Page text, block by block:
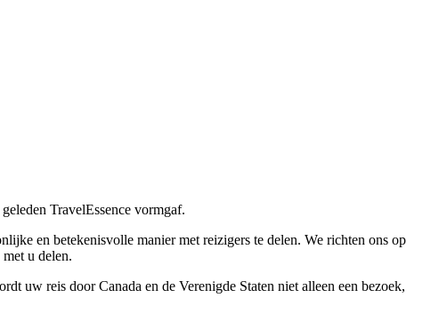
TravelEssence vormgaf.
en betekenisvolle manier met reizigers te delen. We richten ons op
u delen.
uw reis door Canada en de Verenigde Staten niet alleen een bezoek,